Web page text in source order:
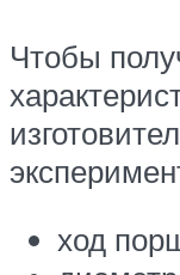
Чтобы
ход